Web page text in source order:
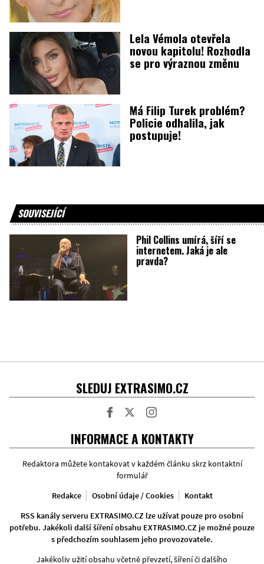
Lela Vémola otevřela
novou kapitolu! Rozhodla
se pro výraznou změnu
Má Filip Turek problém?
Policie odhalila, jak
postupuje!
SOUVISEJÍCÍ
Phil Collins umírá, šíří se
internetem. Jaká je ale
pravda?
SLEDUJ EXTRASIMO.CZ
INFORMACE A KONTAKTY
Redaktora můžete kontakovat v každém článku skrz kontaktní
formulář
Redakce
Osobní údaje / Cookies
Kontakt
RSS kanály serveru EXTRASIMO.CZ lze užívat pouze pro osobní
potřebu. Jakékoli další šíření obsahu EXTRASIMO.CZ je možné pouze
s předchozím souhlasem jeho provozovatele.
Jakékoliv užití obsahu včetně převzetí, šíření či dalšího